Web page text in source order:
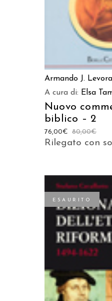
Armando J.
A cura di: Elsa
Nuovo
biblico – 2
80,00€
76,00€
Rilegato con
ESAURITO